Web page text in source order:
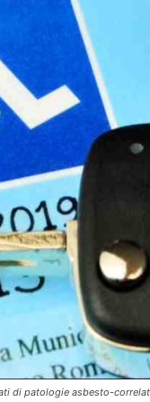
di patologie asbesto-